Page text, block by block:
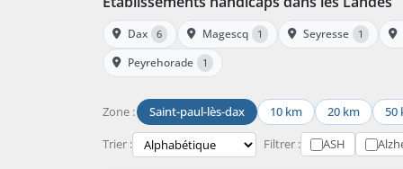
Dax 6 Magescq 1 Seyresse 1
Peyrehorade 1
Zone : Saint-paul-lès-dax 10 km 20 km 50
Trier : Filtrer : ASH